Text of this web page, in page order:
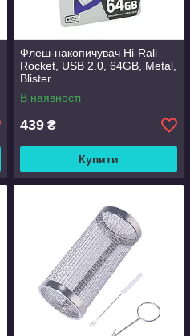
Флеш-накопичувач Hi-Rali
Rocket, USB 2.0, 64GB, Metal,
Blister
В наявності
439 ₴
Купити